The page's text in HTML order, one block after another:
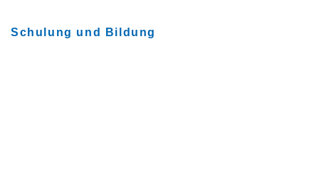
Schulung und Bildung